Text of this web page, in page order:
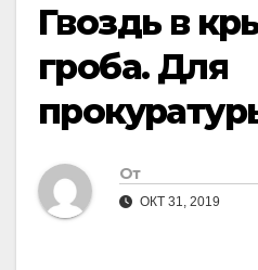
Гвоздь в
гроба. Для
От
ОКТ 31, 2019